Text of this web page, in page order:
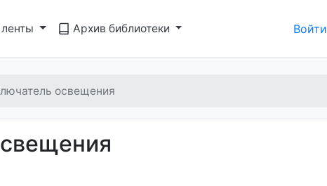
Архив библиотеки Войти
освещения